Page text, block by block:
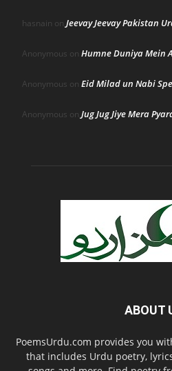
hasnain on Jeevay Jeevay Pakistan
Anonymous on Humne Duniya Mein
Anonymous on Eid Milad un Nabi
Anonymous on Jug Jug Jiye Mera
ABOUT
PoemsUrdu.com provides you
that includes Urdu poetry,